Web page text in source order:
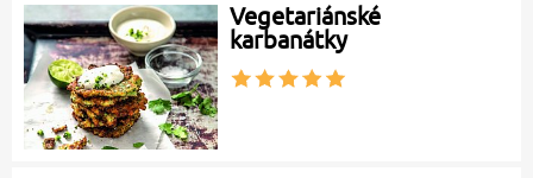
Vegetariánské
karbanátky